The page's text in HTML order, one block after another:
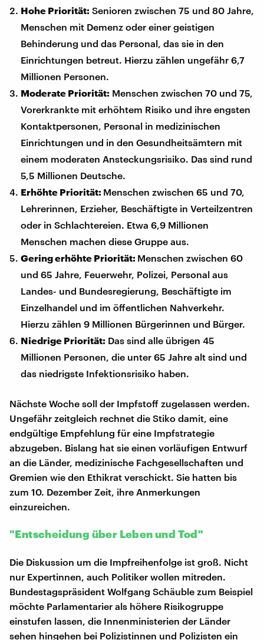
Hohe Priorität: Senioren zwischen 75 und 80 Jahre,
Menschen mit Demenz oder einer geistigen
Behinderung und das Personal, das sie in den
Einrichtungen betreut. Hierzu zählen ungefähr 6,7
Millionen Personen.
Moderate Priorität: Menschen zwischen 70 und 75,
Vorerkrankte mit erhöhtem Risiko und ihre engsten
Kontaktpersonen, Personal in medizinischen
Einrichtungen und in den Gesundheitsämtern mit
einem moderaten Ansteckungsrisiko. Das sind rund
5,5 Millionen Deutsche.
Erhöhte Priorität: Menschen zwischen 65 und 70,
Lehrerinnen, Erzieher, Beschäftigte in Verteilzentren
oder in Schlachtereien. Etwa 6,9 Millionen
Menschen machen diese Gruppe aus.
Gering erhöhte Priorität: Menschen zwischen 60
und 65 Jahre, Feuerwehr, Polizei, Personal aus
Landes- und Bundesregierung, Beschäftigte im
Einzelhandel und im öffentlichen Nahverkehr.
Hierzu zählen 9 Millionen Bürgerinnen und Bürger.
Niedrige Priorität: Das sind alle übrigen 45
Millionen Personen, die unter 65 Jahre alt sind und
das niedrigste Infektionsrisiko haben.
Nächste Woche soll der Impfstoff zugelassen werden.
Ungefähr zeitgleich rechnet die Stiko damit, eine
endgültige Empfehlung für eine Impfstrategie
abzugeben. Bislang hat sie einen vorläufigen Entwurf
an die Länder, medizinische Fachgesellschaften und
Gremien wie den Ethikrat verschickt. Sie hatten bis
zum 10. Dezember Zeit, ihre Anmerkungen
einzureichen.
"Entscheidung über Leben und Tod"
Die Diskussion um die Impfreihenfolge ist groß. Nicht
nur Expertinnen, auch Politiker wollen mitreden.
Bundestagspräsident Wolfgang Schäuble zum Beispiel
möchte Parlamentarier als höhere Risikogruppe
einstufen lassen, die Innenministerien der Länder
sehen hingehen bei Polizistinnen und Polizisten ein